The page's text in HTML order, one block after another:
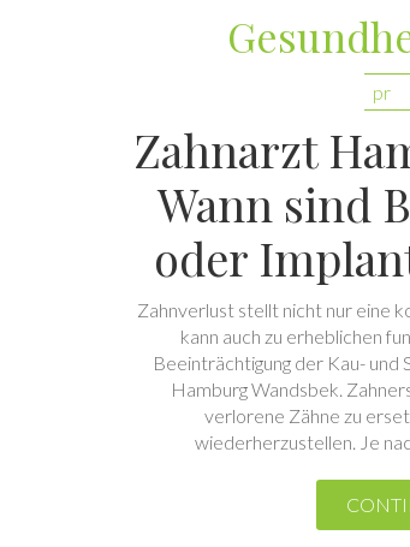
pr
Zahnarzt
Wann sind
oder
Zahnverlust stellt nicht nur eine
kann auch zu erheblichen
Beeinträchtigung der Kau- und
Hamburg Wandsbek.
verlorene Zähne zu
wiederherzustellen. Je